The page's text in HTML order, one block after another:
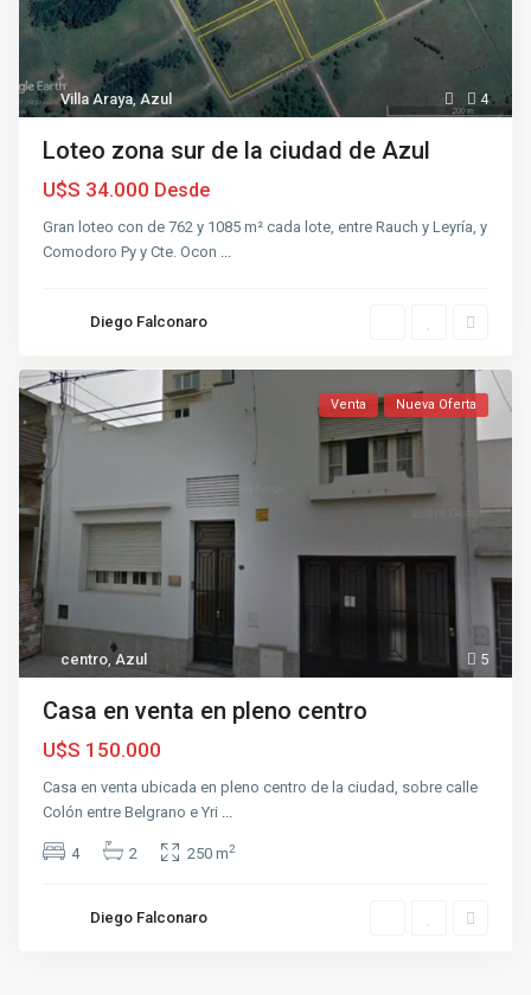
4
Villa Araya,Azul
Loteo zona sur de la ciudad de Azul
U$S 34.000 Desde
Gran loteo con de 762 y 1085 m² cada lote, entre Rauch y Leyría, y
Comodoro Py y Cte. Ocon ...
Diego Falconaro
5
centro,Azul
Venta Nueva Oferta
Casa en venta en pleno centro
U$S 150.000
Casa en venta ubicada en pleno centro de la ciudad, sobre calle
Colón entre Belgrano e Yri ...
4 2 250 m2
Diego Falconaro